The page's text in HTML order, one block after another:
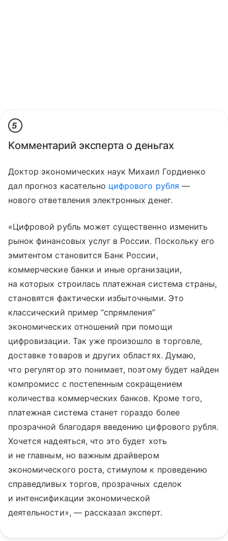
5
Комментарий эксперта о деньгах
Доктор экономических наук Михаил Гордиенко
дал прогноз касательно цифрового рубля —
нового ответвления электронных денег.
«Цифровой рубль может существенно изменить
рынок финансовых услуг в России. Поскольку его
эмитентом становится Банк России,
коммерческие банки и иные организации,
на которых строилась платежная система страны,
становятся фактически избыточными. Это
классический пример “спрямления”
экономических отношений при помощи
цифровизации. Так уже произошло в торговле,
доставке товаров и других областях. Думаю,
что регулятор это понимает, поэтому будет найден
компромисс с постепенным сокращением
количества коммерческих банков. Кроме того,
платежная система станет гораздо более
прозрачной благодаря введению цифрового рубля.
Хочется надеяться, что это будет хоть
и не главным, но важным драйвером
экономического роста, стимулом к проведению
справедливых торгов, прозрачных сделок
и интенсификации экономической
деятельности», — рассказал эксперт.